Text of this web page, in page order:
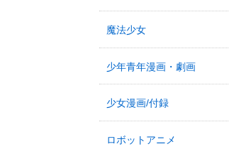
魔法少女
少年青年漫画・劇画
少女漫画/付録
ロボットアニメ